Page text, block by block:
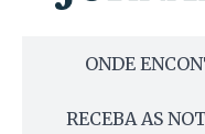
ONDE
RECEBA AS